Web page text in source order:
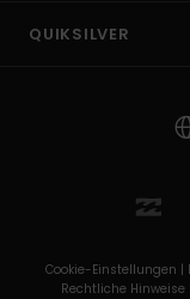
QUIKSILVER
Cookie-Einstellungen |
Rechtliche Hinweise |